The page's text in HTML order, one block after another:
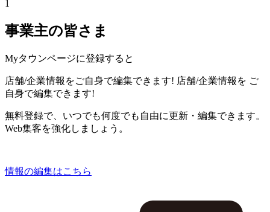
1
事業主の皆さま
Myタウンページに登録すると
店舗/企業情報をご自身で編集できます! 店舗/企業情報を ご
自身で編集できます!
無料登録で、いつでも何度でも自由に更新・編集できます。
Web集客を強化しましょう。
情報の編集はこちら